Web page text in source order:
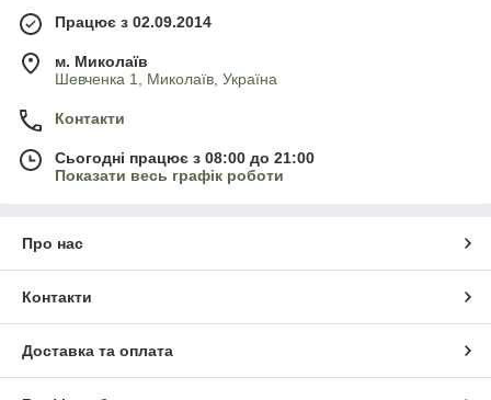
Працює з 02.09.2014
м. Миколаїв
Шевченка 1, Миколаїв, Україна
Контакти
Сьогодні працює з 08:00 до 21:00
Показати весь графік роботи
Про нас
Контакти
Доставка та оплата